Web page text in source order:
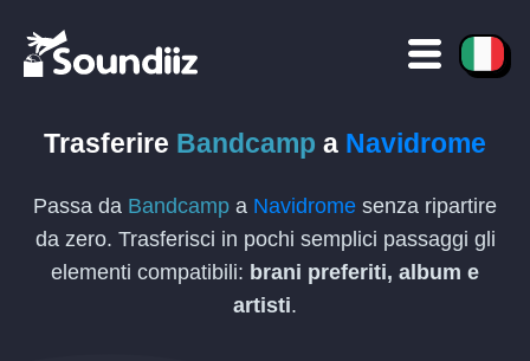
Trasferire Bandcamp a Navidrome
Passa da Bandcamp a Navidrome senza ripartire
da zero. Trasferisci in pochi semplici passaggi gli
elementi compatibili: brani preferiti, album e
artisti.